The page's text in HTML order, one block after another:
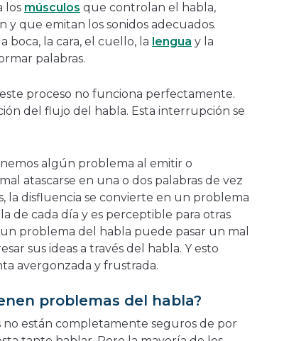
los músculos que controlan el habla,
y que emitan los sonidos adecuados.
boca, la cara, el cuello, la lengua y la
palabras.
proceso no funciona perfectamente.
del flujo del habla. Esta interrupción se
algún problema al emitir o
atascarse en una o dos palabras de vez
la disfluencia se convierte en un problema
de cada día y es perceptible para otras
problema del habla puede pasar un mal
sus ideas a través del habla. Y esto
avergonzada y frustrada.
problemas del habla?
no están completamente seguros de por